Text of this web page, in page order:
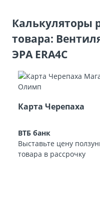
Калькуляторы
товара:
ЭРА ERA4C
Карта Черепаха
ВТБ банк
Выставьте цену
товара в рассрочку